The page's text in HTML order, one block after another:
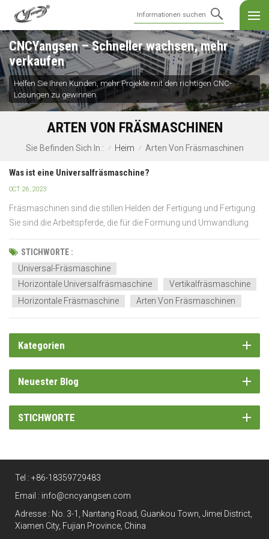
CNCYangsen – Schneller wachsen, mehr
verkaufen
Helfen Sie Ihren Kunden, mehr Projekte mit den richtigen CNC-
Lösungen zu gewinnen.
ARTEN VON FRÄSMASCHINEN
Sie Befinden Sich In : / Heim / Arten Von Fräsmaschinen
Was ist eine Universalfräsmaschine?
OCT 26, 2023
Fräsmaschinen sind die stillen Helden der Fertigung und Fertigung.
Sie sind die Arbeitspferde, die für die Formung und Umwandlung
von Rohstoffen in unzählige Produkte verantwortlich sind, die wir
täglich verwenden, von Präzisionskomponenten in der Luft- und
Raumfahrt bis hin...
STICHWORTE :
Universal-Fräsmaschine
Horizontale Universalfräsmaschine
Vertikalfräsmaschine
Horizontale Fräsmaschine
Arten Von Fräsmaschinen
Kategorien
Neuester Blog
STICHWORTE
Tel : +86-18359729483
Email : info@cncyangsen.com
Adresse : No. 3-1, Nantang Road, Guankou Town, Jimei District,
Xiamen City, Fujian Province, China